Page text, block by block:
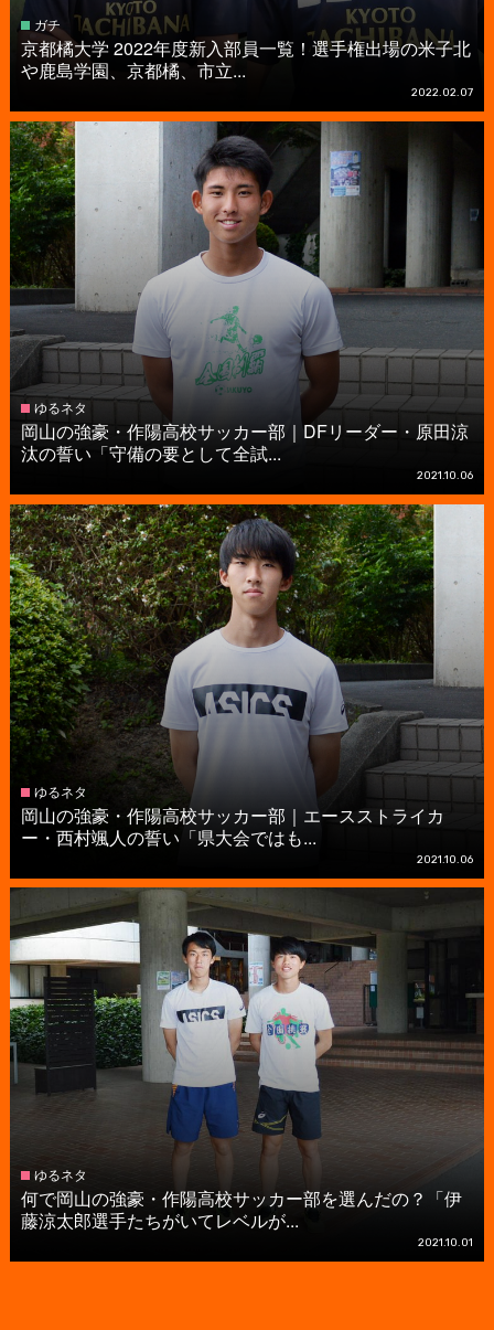
ガチ
京都橘大学 2022年度新入部員一覧！選手権出場の米子北
や鹿島学園、京都橘、市立...
2022.02.07
ゆるネタ
岡山の強豪・作陽高校サッカー部｜DFリーダー・原田涼
汰の誓い「守備の要として全試...
2021.10.06
ゆるネタ
岡山の強豪・作陽高校サッカー部｜エースストライカ
ー・西村颯人の誓い「県大会ではも...
2021.10.06
ゆるネタ
何で岡山の強豪・作陽高校サッカー部を選んだの？「伊
藤涼太郎選手たちがいてレベルが...
2021.10.01